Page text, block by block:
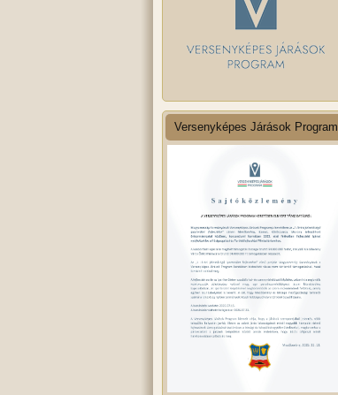
Versenyképes Járások Program